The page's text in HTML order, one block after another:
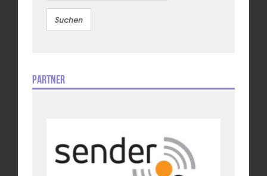
Partner